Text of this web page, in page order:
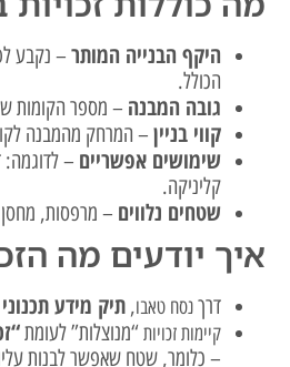
היקף הבנייה המותר – נקבע
הכולל.
גובה המבנה – מספר הקומות
קווי בניין – המרחק מהמבנה
שימושים אפשריים – לדוגמה:
קליניקה.
שטחים נלווים – מרפסות,
איך יודעים מה
דרךנסח טאבו,תיק מידע תכנוני
קיימות זכויות “מנוצלות” לעומת
– כלומר, שטח שאפשר לבנות